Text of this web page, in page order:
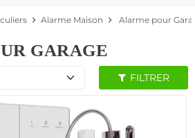
chevron_right Alarme Maison chevron_right Alarme pour
GARAGE
FILTRER